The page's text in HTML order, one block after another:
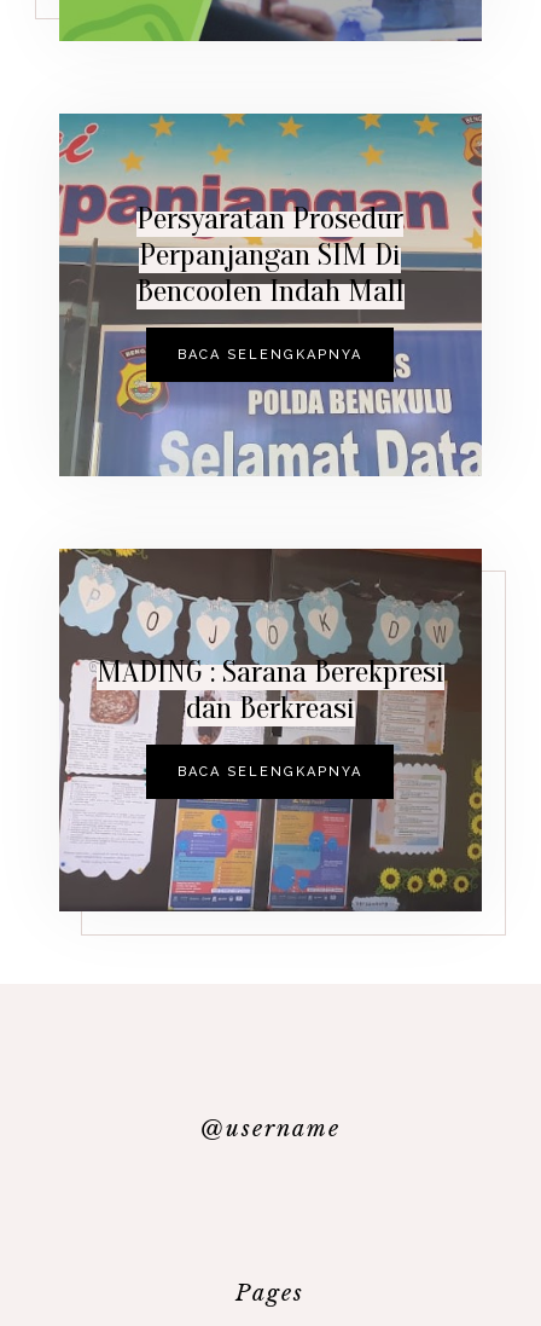
Persyaratan Prosedur
Perpanjangan SIM Di
Bencoolen Indah Mall
BACA SELENGKAPNYA
MADING : Sarana Berekpresi
dan Berkreasi
BACA SELENGKAPNYA
@username
Pages